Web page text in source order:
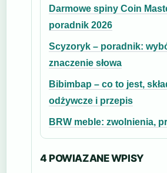
Darmowe spiny Coin
poradnik 2026
Scyzoryk – poradnik:
znaczenie słowa
Bibimbap – co to jest,
odżywcze i przepis
BRW meble: zwolnienia,
4 POWIAZANE WPISY